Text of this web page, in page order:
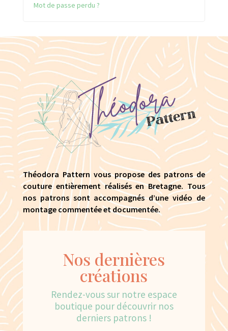
Mot de passe perdu ?
Théodora Pattern vous propose des patrons de
couture entièrement réalisés en Bretagne. Tous
nos patrons sont accompagnés d’une vidéo de
montage commentée et documentée.
Nos dernières
créations
Rendez-vous sur notre espace
boutique pour découvrir nos
derniers patrons !